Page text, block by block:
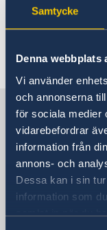
Samtycke
Denna webbplats
Vi använder
och annonserna
för sociala medier
vidarebefordrar
information från
annons- och
Dessa kan i sin
information som
samlat in när du
sidan.
Senast
Sverige i
SVERIGES
Besöksadress
De